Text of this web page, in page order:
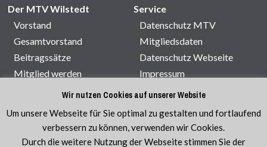
Der MTV Wilstedt
Vorstand
Gesamtvorstand
Beitragssätze
Mitglied werden
Veranstaltungen
Service
Datenschutz MTV
Mitgliedsdaten
Datenschutz Webseite
Impressum
Kontakt
Wir nutzen Cookies auf unserer Website
Um unsere Webseite für Sie optimal zu gestalten und fortlaufend
verbessern zu können, verwenden wir Cookies.
Durch die weitere Nutzung der Webseite stimmen Sie der